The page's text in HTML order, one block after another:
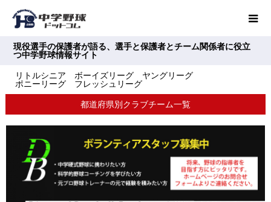
現役選手の保護者が語る、選手と保護者とチーム関係者に役立
つ中学野球情報サイト
リトルシニア ボーイズリーグ ヤングリーグ
ポニーリーグ フレッシュリーグ
都道府県別クラブチーム一覧